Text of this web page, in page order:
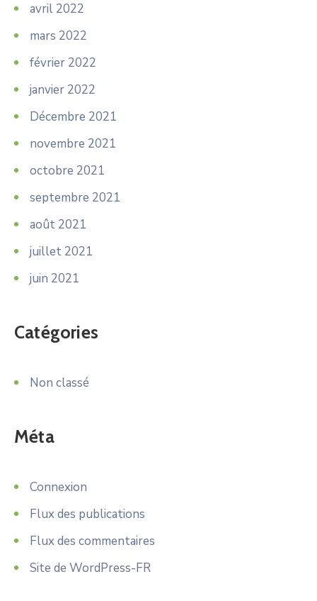
avril 2022
mars 2022
février 2022
janvier 2022
Décembre 2021
novembre 2021
octobre 2021
septembre 2021
août 2021
juillet 2021
juin 2021
Catégories
Non classé
Méta
Connexion
Flux des publications
Flux des commentaires
Site de WordPress-FR